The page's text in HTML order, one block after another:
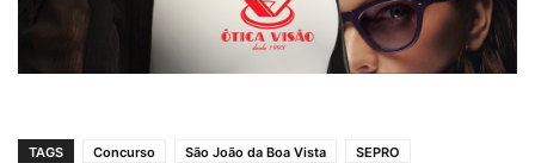
TAGS Concurso São João da Boa Vista SEPRO